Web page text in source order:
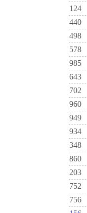
124
440
498
578
985
643
702
960
949
934
348
860
203
752
756